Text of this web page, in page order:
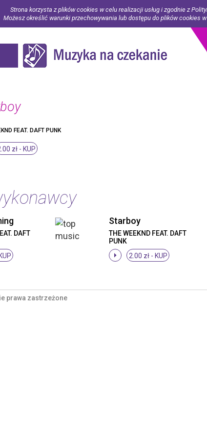
Strona korzysta z plików cookies w celu realizacji usług i zgodnie z
Możesz określić warunki przechowywania lub dostępu do plików cookies
FEAT. DAFT PUNK
zł - KUP
DAFT
KUP
Starboy
THE WEEKND FEAT. DAFT
PUNK
2.00 zł - KUP
prawa zastrzeżone